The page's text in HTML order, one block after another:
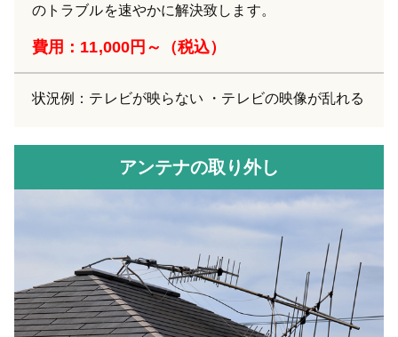
のトラブルを速やかに解決致します。
費用：11,000円～（税込）
状況例：テレビが映らない ・テレビの映像が乱れる
アンテナの取り外し